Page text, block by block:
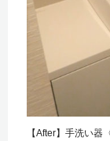
【After】手洗い器